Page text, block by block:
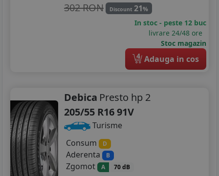
302 RON Discount 21%
In stoc - peste 12 buc
livrare 24/48 ore
Stoc magazin
4 Adauga in cos
Debica Presto hp 2
205/55 R16 91V
Turisme
Consum
D
Aderenta B
Zgomot A 70 dB